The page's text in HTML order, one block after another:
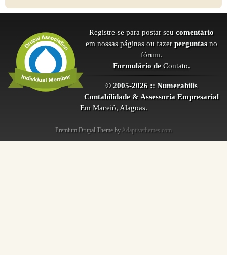
Registre-se para postar seu comentário
em nossas páginas ou fazer perguntas no
fórum.
Formulário deContato.
© 2005-2026 :: Numerabilis
Contabilidade & Assessoria Empresarial
Em Maceió, Alagoas.
Premium Drupal Theme by Adaptivethemes.com